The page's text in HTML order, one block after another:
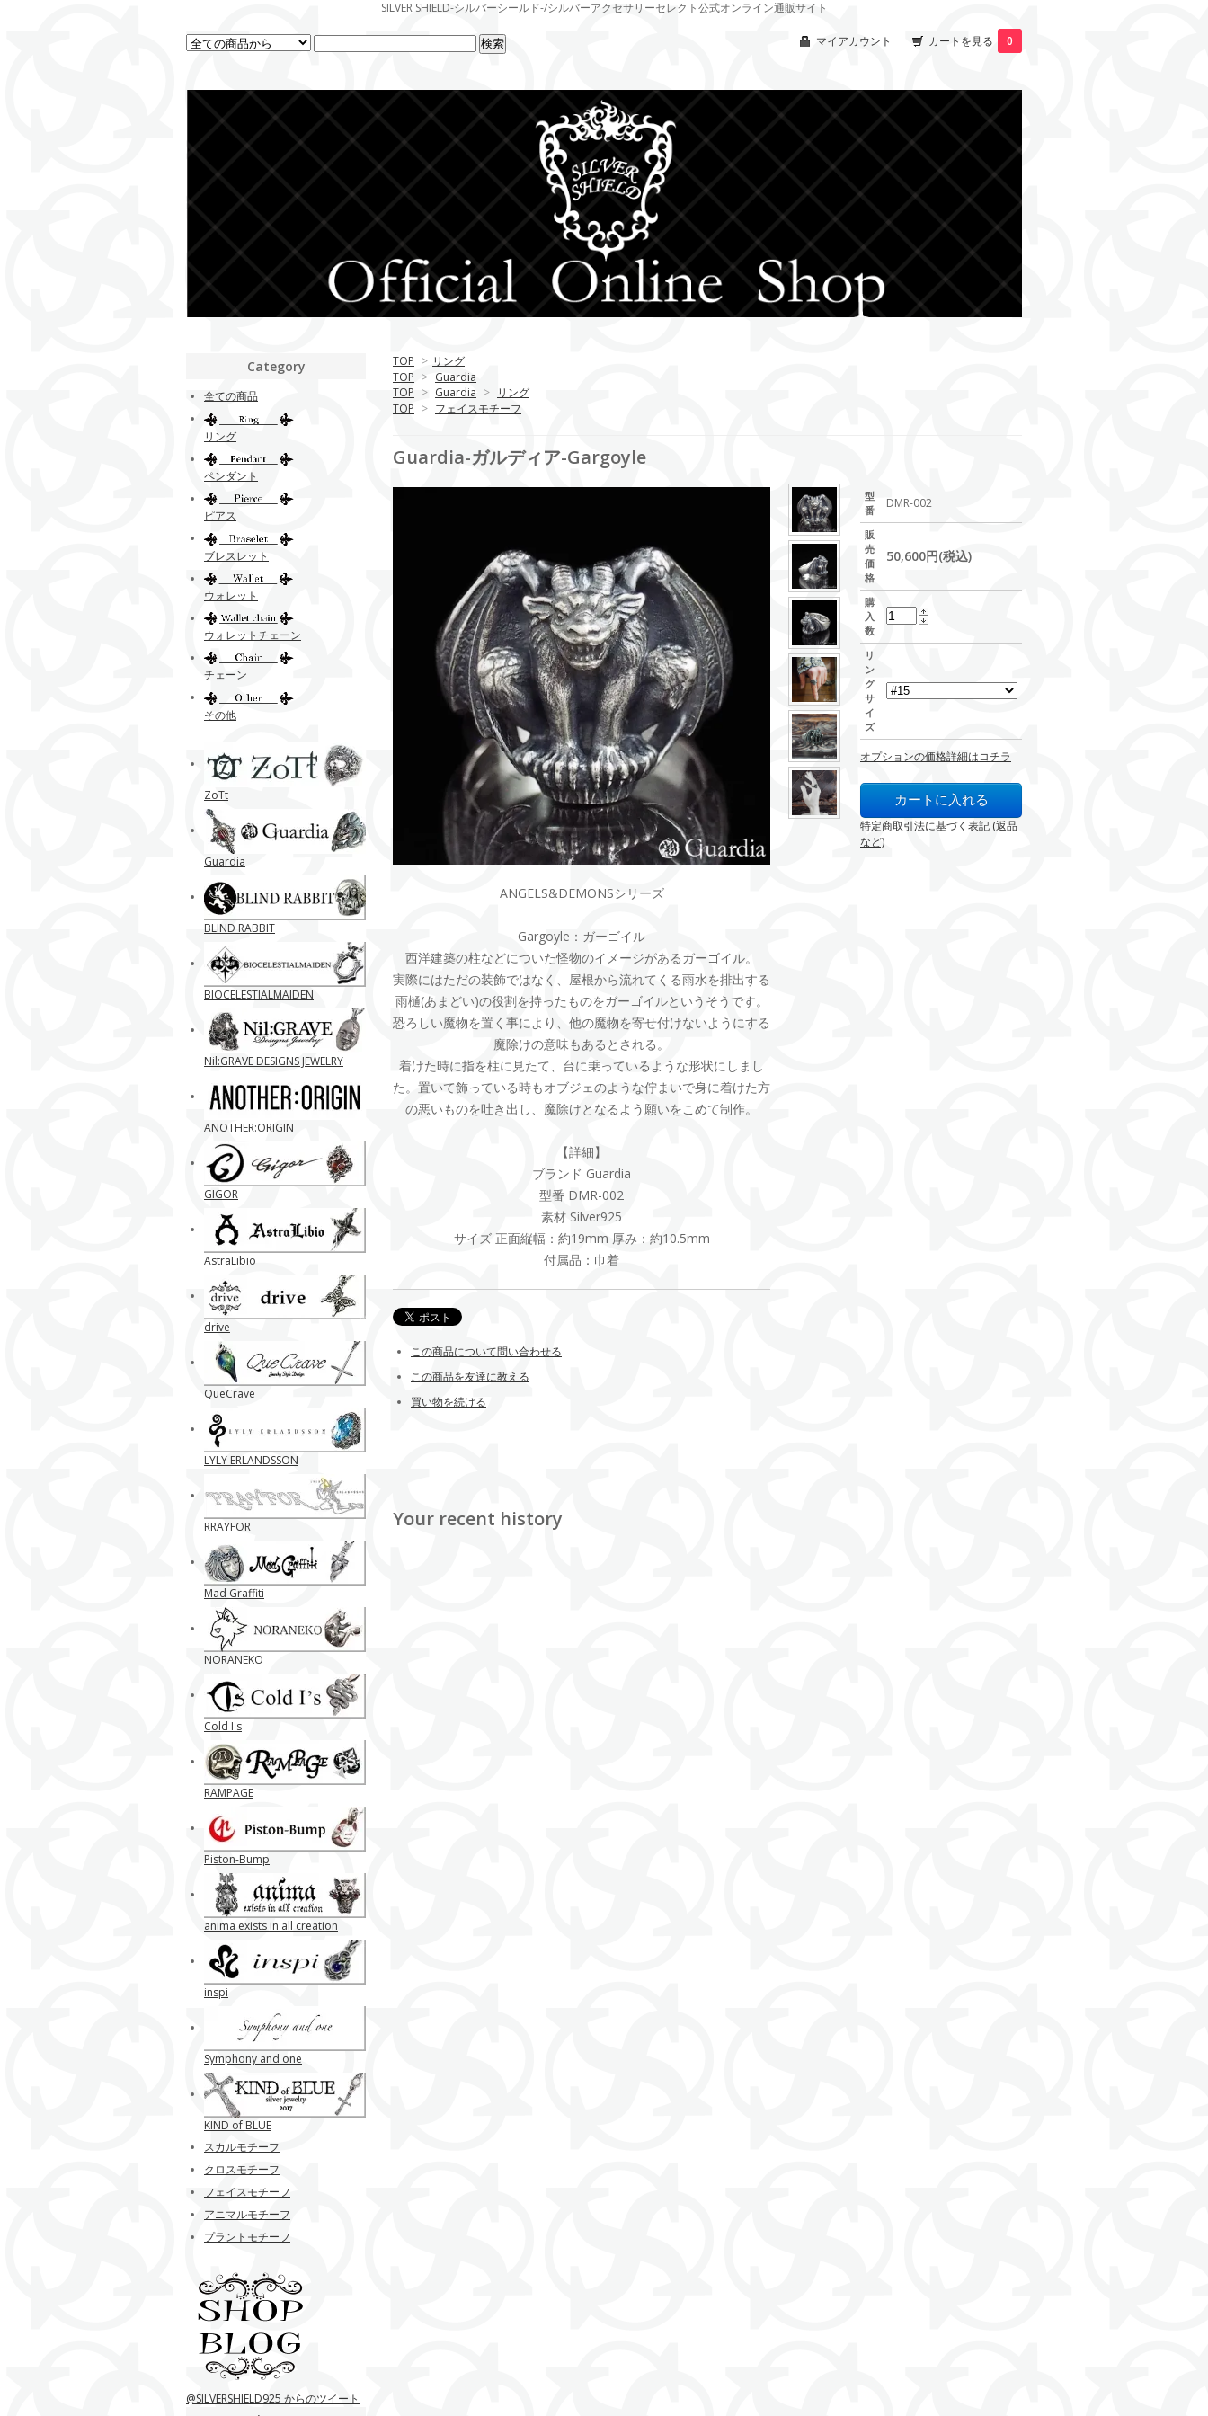
SILVER SHIELD-シルバーシールド-/シルバーアクセサリーセレクト公式オンライン通販サイト
マイアカウント カートを見る 0
TOP > リング
TOP > Guardia
TOP > Guardia > リング
TOP > フェイスモチーフ
Guardia-ガルディア-Gargoyle
型
番
DMR-002
販
売
価
格
50,600円(税込)
購
入
数
リ
ン
グ
サ
イ
ズ
オプションの価格詳細はコチラ
特定商取引法に基づく表記 (返品
など)
ANGELS&DEMONSシリーズ
Gargoyle：ガーゴイル
西洋建築の柱などについた怪物のイメージがあるガーゴイル。
実際にはただの装飾ではなく、屋根から流れてくる雨水を排出する
雨樋(あまどい)の役割を持ったものをガーゴイルというそうです。
恐ろしい魔物を置く事により、他の魔物を寄せ付けないようにする
魔除けの意味もあるとされる。
着けた時に指を柱に見たて、台に乗っているような形状にしまし
た。置いて飾っている時もオブジェのような佇まいで身に着けた方
の悪いものを吐き出し、魔除けとなるよう願いをこめて制作。
【詳細】
ブランド Guardia
型番 DMR-002
素材 Silver925
サイズ 正面縦幅：約19mm 厚み：約10.5mm
付属品：巾着
この商品について問い合わせる
この商品を友達に教える
買い物を続ける
Your recent history
Category
全ての商品
リング
ペンダント
ピアス
ブレスレット
ウォレット
ウォレットチェーン
チェーン
その他
ZoTt
Guardia
BLIND RABBIT
BIOCELESTIALMAIDEN
Nil:GRAVE DESIGNS JEWELRY
ANOTHER:ORIGIN
GIGOR
AstraLibio
drive
QueCrave
LYLY ERLANDSSON
RRAYFOR
Mad Graffiti
NORANEKO
Cold I's
RAMPAGE
Piston-Bump
anima exists in all creation
inspi
Symphony and one
KIND of BLUE
スカルモチーフ
クロスモチーフ
フェイスモチーフ
アニマルモチーフ
プラントモチーフ
@SILVERSHIELD925 からのツイート